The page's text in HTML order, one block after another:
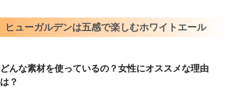
ヒューガルデンは五感で楽しむホワイトエール
どんな素材を使っているの？女性にオススメな理由
は？